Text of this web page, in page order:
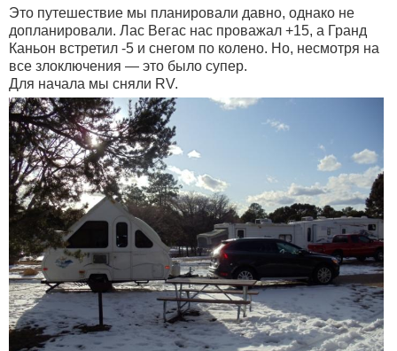
Это путешествие мы планировали давно, однако не
допланировали. Лас Вегас нас проважал +15, а Гранд
Каньон встретил -5 и снегом по колено. Но, несмотря на
все злоключения — это было супер.
Для начала мы сняли RV.